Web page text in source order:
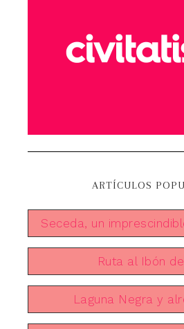
ARTÍCULOS
Seceda, un
Ruta al Ibón
Laguna Negra y